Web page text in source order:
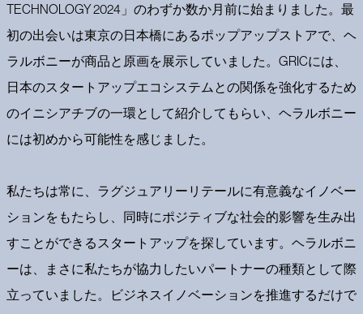
TECHNOLOGY 2024」のわずか数か月前に始まりました。最
初の出会いは東京の日本橋にあるポップアップストアで、ヘ
ラルボニーが商品と原画を展示していました。GRICには、
日本のスタートアップエコシステムとの関係を強化するため
のイニシアチブの一環として紹介してもらい、ヘラルボニー
には初めから可能性を感じました。
私たちは常に、ラグジュアリーリテールに有意義なイノベー
ションをもたらし、同時にポジティブな社会的影響を生み出
すことができるスタートアップを探しています。ヘラルボニ
ーは、まさに私たちが協力したいパートナーの種類として際
立っていました。ビジネスイノベーションを推進するだけで